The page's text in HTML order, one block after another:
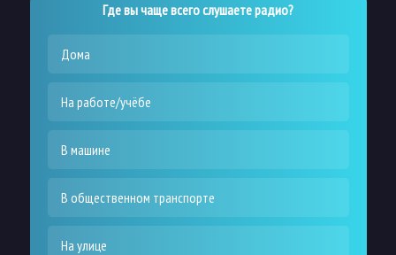
Где вы чаще всего слушаете радио?
Дома
На работе/учёбе
В машине
В общественном транспорте
На улице